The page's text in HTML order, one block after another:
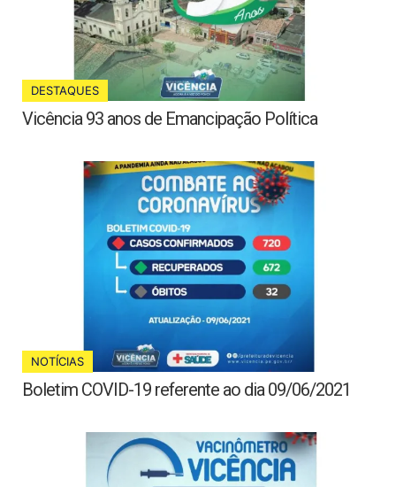
DESTAQUES
Vicência 93 anos de Emancipação Política
NOTÍCIAS
Boletim COVID-19 referente ao dia 09/06/2021